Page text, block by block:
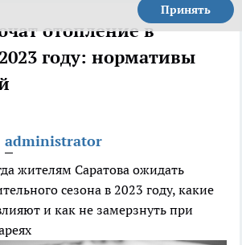
Принять
отопление в
году: нормативы
administrator
жителям Саратова ожидать
сезона в 2023 году, какие
и как не замерзнуть при